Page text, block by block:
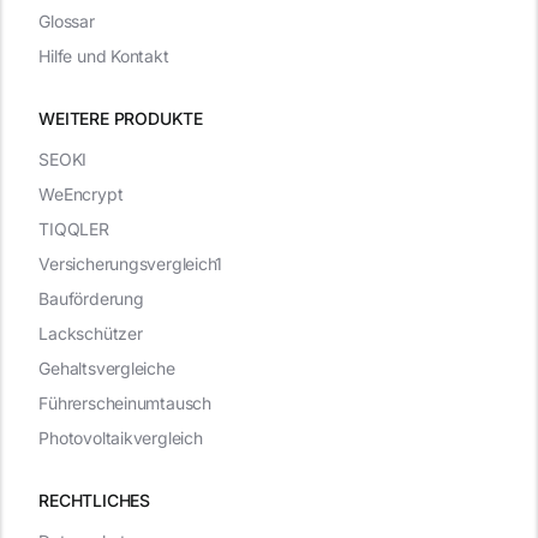
WEITERE PRODUKTE
RECHTLICHES
Glossar
Hilfe und Kontakt
SEOKI
WeEncrypt
TIQQLER
Versicherungsvergleich1
Bauförderung
Lackschützer
Gehaltsvergleiche
Führerscheinumtausch
Photovoltaikvergleich